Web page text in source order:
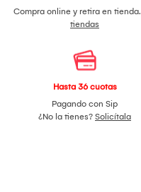
Compra online y retira en tienda.
tiendas
Hasta 36 cuotas
Pagando con Sip
¿No la tienes? Solicítala